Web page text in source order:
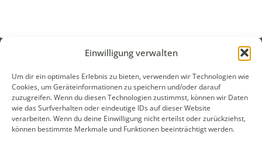
Einwilligung verwalten
Um dir ein optimales Erlebnis zu bieten, verwenden wir Technologien wie
Cookies, um Geräteinformationen zu speichern und/oder darauf
zuzugreifen. Wenn du diesen Technologien zustimmst, können wir Daten
wie das Surfverhalten oder eindeutige IDs auf dieser Website
verarbeiten. Wenn du deine Einwilligung nicht erteilst oder zurückziehst,
können bestimmte Merkmale und Funktionen beeinträchtigt werden.
WALEK RECHTSANWÄLT​​E
Bachstraße 13
56727 Mayen
02651-98 900